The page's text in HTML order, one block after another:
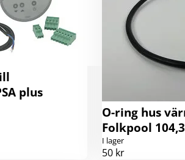
plus
O-ring hus
Folkpool
I lager
50 kr